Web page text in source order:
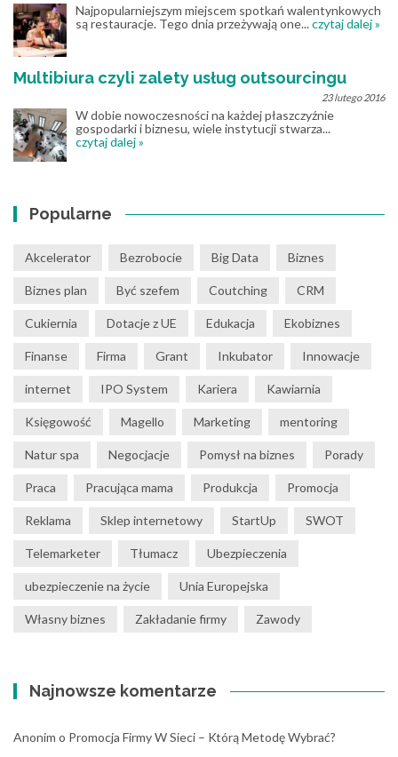
Najpopularniejszym miejscem spotkań walentynkowych
są restauracje. Tego dnia przeżywają one...czytaj dalej »
Multibiura czyli zalety usług outsourcingu
23 lutego 2016
W dobie nowoczesności na każdej płaszczyźnie
gospodarki i biznesu, wiele instytucji stwarza...
czytaj dalej »
Popularne
Akcelerator Bezrobocie Big Data Biznes
Biznes plan Być szefem Coutching CRM
Cukiernia Dotacje z UE Edukacja Ekobiznes
Finanse Firma Grant Inkubator Innowacje
internet IPO System Kariera Kawiarnia
Księgowość Magello Marketing mentoring
Natur spa Negocjacje Pomysł na biznes Porady
Praca Pracująca mama Produkcja Promocja
Reklama Sklep internetowy StartUp SWOT
Telemarketer Tłumacz Ubezpieczenia
ubezpieczenie na życie Unia Europejska
Własny biznes Zakładanie firmy Zawody
Najnowsze komentarze
Anonim o Promocja Firmy W Sieci – Którą Metodę Wybrać?